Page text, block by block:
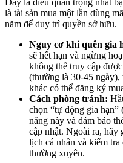
là tài sản mua một lần dùng
năm để duy trì quyền sở hữu.
Nguy cơ khi quên gia
sẽ hết hạn và ngừng
không thể truy cập
(thường là 30-45 ngày),
khác có thể đăng ký
Cách phòng tránh:
chọn “tự động gia
năng này và đảm bảo
cập nhật. Ngoài ra, hãy
lịch cá nhân và kiểm
thường xuyên.